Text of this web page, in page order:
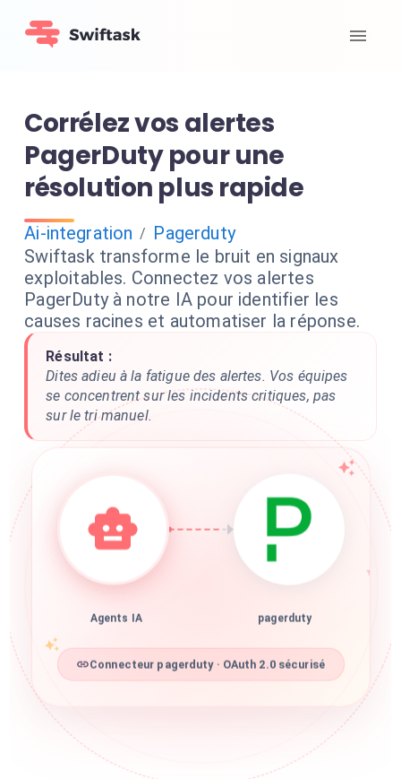
Corrélez vos alertes
PagerDuty pour une
résolution plus rapide
Ai-integration / Pagerduty
Swiftask transforme le bruit en signaux
exploitables. Connectez vos alertes
PagerDuty à notre IA pour identifier les
causes racines et automatiser la réponse.
Résultat :
Dites adieu à la fatigue des alertes. Vos équipes
se concentrent sur les incidents critiques, pas
sur le tri manuel.
Agents IA pagerduty
Connecteur pagerduty · OAuth 2.0 sécurisé